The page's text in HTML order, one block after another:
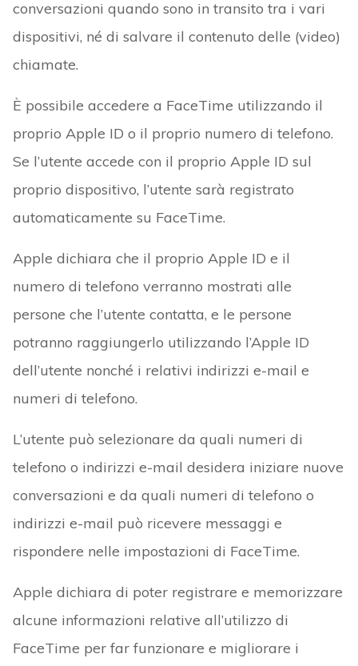
conversazioni quando sono in transito tra i vari
dispositivi, né di salvare il contenuto delle (video)
chiamate.
È possibile accedere a FaceTime utilizzando il
proprio Apple ID o il proprio numero di telefono.
Se l’utente accede con il proprio Apple ID sul
proprio dispositivo, l’utente sarà registrato
automaticamente su FaceTime.
Apple dichiara che il proprio Apple ID e il
numero di telefono verranno mostrati alle
persone che l’utente contatta, e le persone
potranno raggiungerlo utilizzando l’Apple ID
dell’utente nonché i relativi indirizzi e-mail e
numeri di telefono.
L’utente può selezionare da quali numeri di
telefono o indirizzi e-mail desidera iniziare nuove
conversazioni e da quali numeri di telefono o
indirizzi e-mail può ricevere messaggi e
rispondere nelle impostazioni di FaceTime.
Apple dichiara di poter registrare e memorizzare
alcune informazioni relative all’utilizzo di
FaceTime per far funzionare e migliorare i